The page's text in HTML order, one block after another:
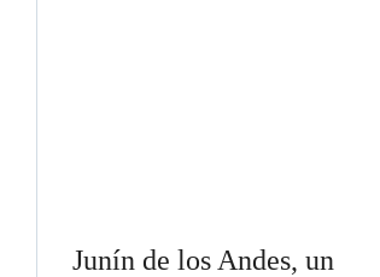
Junín de los Andes, un